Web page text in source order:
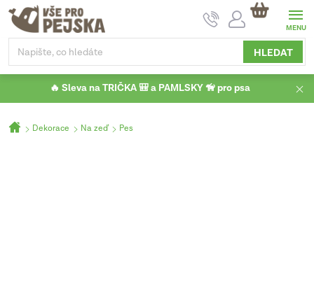
Přejít
obsah
HLEDAT
NÁKUPNÍ
KOŠÍK
🔥 Sleva na TRIČKA 🎒 a PAMLSKY 🦮 pro psa
DomůDekorace Na zeď Pes